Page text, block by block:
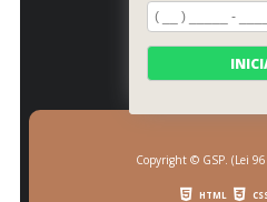
Mapa
Copyright © GSP. (Lei
HTML